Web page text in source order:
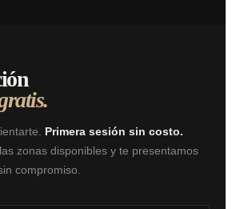
Primera sesión sin costo.
zonas disponibles y te presentamos
compromiso.